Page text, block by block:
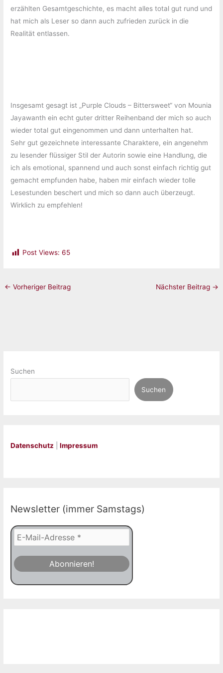
erzählten Gesamtgeschichte, es macht alles total gut rund und
hat mich als Leser so dann auch zufrieden zurück in die
Realität entlassen.
Insgesamt gesagt ist „Purple Clouds – Bittersweet“ von Mounia
Jayawanth ein echt guter dritter Reihenband der mich so auch
wieder total gut eingenommen und dann unterhalten hat.
Sehr gut gezeichnete interessante Charaktere, ein angenehm
zu lesender flüssiger Stil der Autorin sowie eine Handlung, die
ich als emotional, spannend und auch sonst einfach richtig gut
gemacht empfunden habe, haben mir einfach wieder tolle
Lesestunden beschert und mich so dann auch überzeugt.
Wirklich zu empfehlen!
Post Views: 65
← Vorheriger Beitrag Nächster Beitrag →
Suchen
Suchen
Datenschutz |Impressum
Newsletter (immer Samstags)